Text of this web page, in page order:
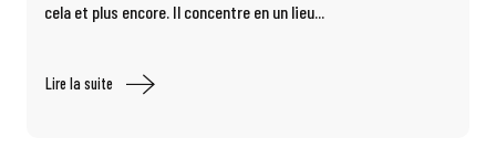
cela et plus encore. Il concentre en un lieu...
Lire la suite